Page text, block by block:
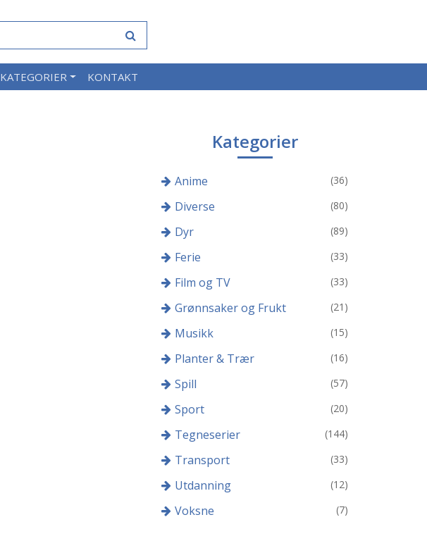
KATEGORIER KONTAKT
Kategorier
Anime (36)
Diverse (80)
Dyr (89)
Ferie (33)
Film og TV (33)
Grønnsaker og Frukt (21)
Musikk (15)
Planter & Trær (16)
Spill (57)
Sport (20)
Tegneserier (144)
Transport (33)
Utdanning (12)
Voksne (7)